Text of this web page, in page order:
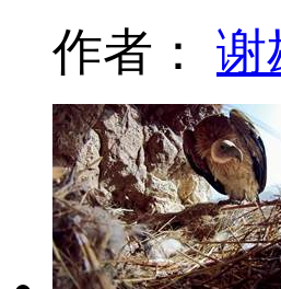
作者： 谢